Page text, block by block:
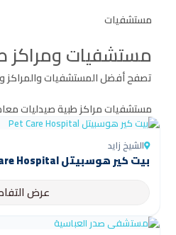
مستشفيات
مستشفيات ومراكز
تصفح أفضل المستشفيات والمراكز
مستشفياتمراكز طبيةصيدليات
الشيخ زايد
بيت كير هوسبيتل Pet Care Hospital
عرض